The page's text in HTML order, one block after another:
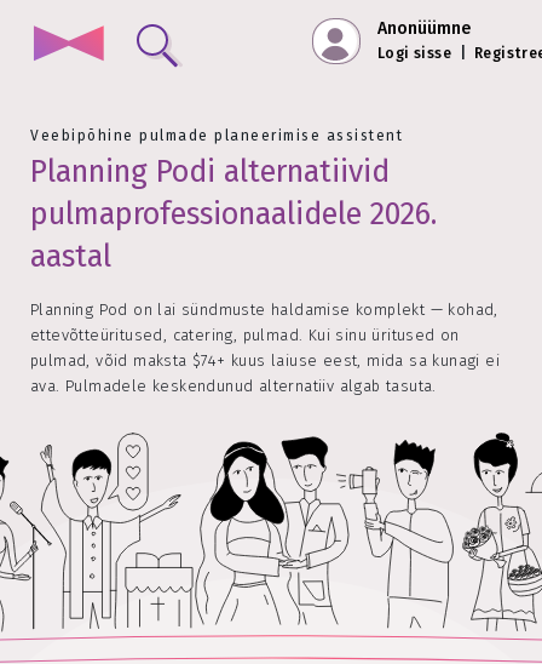
Anonüümne
Logi sisse
Veebipõhine pulmade planeerimise assistent
Planning Podi alternatiivid
pulmaprofessionaalidele 2026.
aastal
Planning Pod on lai sündmuste haldamise komplekt — kohad,
ettevõtteüritused, catering, pulmad. Kui sinu üritused on
pulmad, võid maksta $74+ kuus laiuse eest, mida sa kunagi ei
ava. Pulmadele keskendunud alternatiiv algab tasuta.